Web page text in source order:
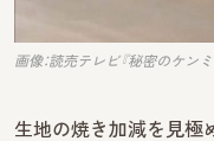
画像：読売テレビ『秘密のケンミ
生地の焼き加減を見極